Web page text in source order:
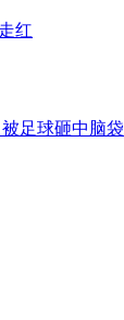
车逃窜
红
足球砸中脑袋